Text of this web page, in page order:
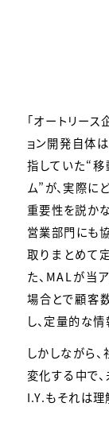
「オートリー
ョン開発自体
指していた“移
ム”が、実際に
重要性を説か
営業部門にも
取りまとめて
た、MALが当
場合とで顧客
し、定量的な
しかしながら
変化する中で
I.Y.もそれは理